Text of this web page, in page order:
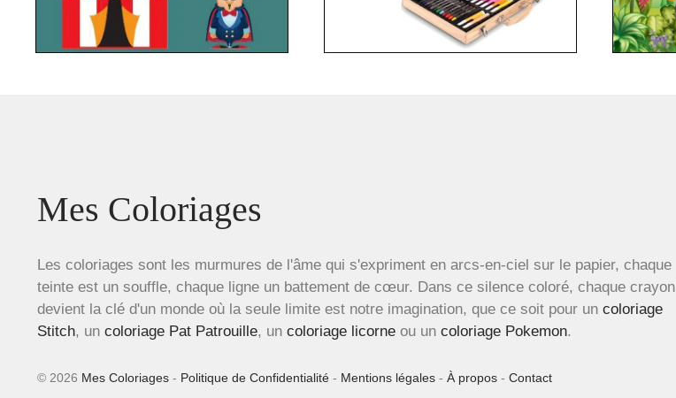
Mes Coloriages
Les coloriages sont les murmures de l'âme qui s'expriment en arcs-en-ciel sur le papier, chaque
teinte est un souffle, chaque ligne un battement de cœur. Dans ce silence coloré, chaque crayon
devient la clé d'un monde où la seule limite est notre imagination, que ce soit pour un coloriage
Stitch, un coloriage Pat Patrouille, un coloriage licorne ou un coloriage Pokemon.
© 2026 Mes Coloriages - Politique de Confidentialité - Mentions légales - À propos - Contact